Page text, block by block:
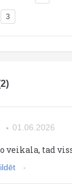
3
01.06.2026
veikala, tad